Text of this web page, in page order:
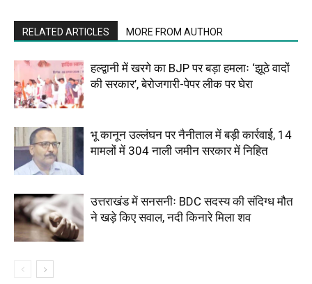
RELATED ARTICLES MORE FROM AUTHOR
हल्द्वानी में खरगे का BJP पर बड़ा हमलाः ‘झूठे वादों
की सरकार’, बेरोजगारी-पेपर लीक पर घेरा
भू कानून उल्लंघन पर नैनीताल में बड़ी कार्रवाई, 14
मामलों में 304 नाली जमीन सरकार में निहित
उत्तराखंड में सनसनीः BDC सदस्य की संदिग्ध मौत
ने खड़े किए सवाल, नदी किनारे मिला शव